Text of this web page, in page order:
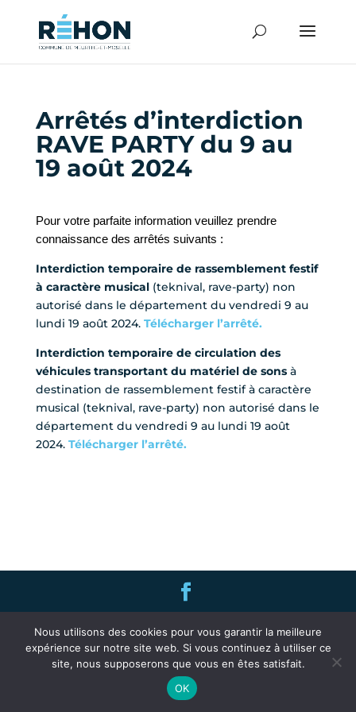
Arrêtés d’interdiction
RAVE PARTY du 9 au
19 août 2024
Pour votre parfaite information veuillez prendre
connaissance des arrêtés suivants :
Interdiction temporaire de rassemblement festif
à caractère musical(teknival, rave-party) non
autorisé dans le département du vendredi 9 au
lundi 19 août 2024. Télécharger l’arrêté.
Interdiction temporaire de circulation des
véhicules transportant du matériel de sonsà
destination de rassemblement festif à caractère
musical (teknival, rave-party) non autorisé dans le
département du vendredi 9 au lundi 19 août
2024. Télécharger l’arrêté.
contact@rehon.fr• Hôtel de Ville – 7 rue de
Longwy – 54430 Réhon •mentions légales
Nous utilisons des cookies pour vous garantir la meilleure
expérience sur notre site web. Si vous continuez à utiliser ce
site, nous supposerons que vous en êtes satisfait.
OK